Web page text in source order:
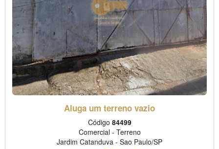
Aluga um terreno vazio
Código 84499
Comercial - Terreno
Jardim Catanduva - Sao Paulo/SP